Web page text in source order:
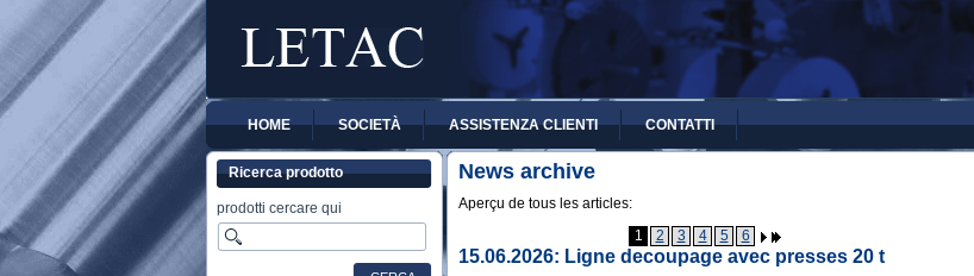
HOME SOCIETÀ ASSISTENZA CLIENTI CONTATTI
Ricerca prodotto
prodotti cercare qui
News archive
Aperçu de tous les articles:
1
2 3 4 5 6
15.06.2026: Ligne decoupage avec presses 20 t